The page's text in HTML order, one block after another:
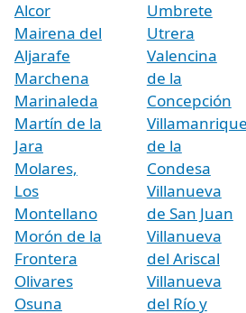
Alcor
Mairena del
Aljarafe
Marchena
Marinaleda
Martín de la
Jara
Molares,
Los
Montellano
Morón de la
Frontera
Olivares
Osuna
Umbrete
Utrera
Valencina
de la
Concepción
de la
Condesa
Villanueva
de San Juan
Villanueva
del Ariscal
Villanueva
del Río y